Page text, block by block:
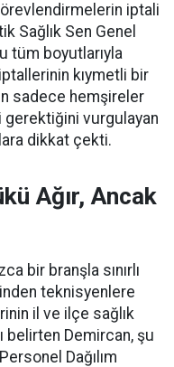
iptali
Sağlık Sen Genel
tüm boyutlarıyla
kıymetli bir
sadece hemşireler
vurgulayan
dikkat çekti.
Ağır, Ancak
bir branşla sınırlı
teknisyenlere
il ve ilçe sağlık
belirten Demircan, şu
Dağılım